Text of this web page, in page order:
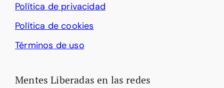
Política de privacidad
Política de cookies
Términos de uso
Mentes Liberadas en las redes